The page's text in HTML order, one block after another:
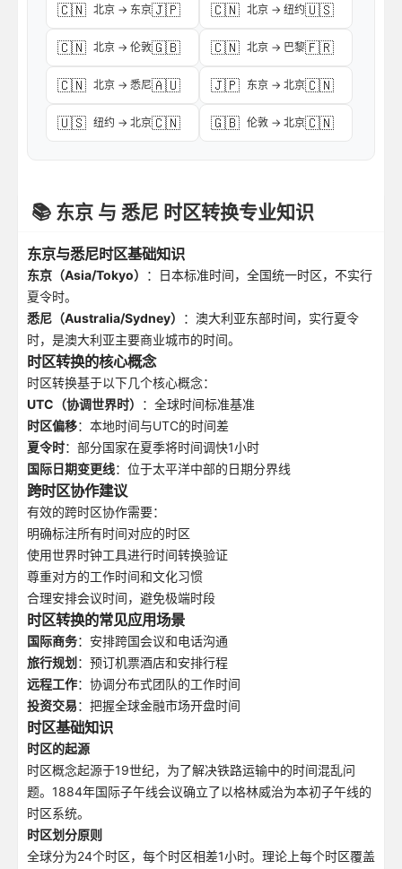
🇨🇳 北京 → 东京🇯🇵 🇨🇳 北京 → 纽约🇺🇸
🇨🇳 北京 → 伦敦🇬🇧 🇨🇳 北京 → 巴黎🇫🇷
🇨🇳 北京 → 悉尼🇦🇺 🇯🇵 东京 → 北京🇨🇳
🇺🇸 纽约 → 北京🇨🇳 🇬🇧 伦敦 → 北京🇨🇳
📚 东京 与 悉尼 时区转换专业知识
东京与悉尼时区基础知识
东京（Asia/Tokyo）
：日本标准时间，全国统一时区，不实行
夏令时。
悉尼（Australia/Sydney）
：澳大利亚东部时间，实行夏令
时，是澳大利亚主要商业城市的时间。
时区转换的核心概念
时区转换基于以下几个核心概念：
UTC（协调世界时）
：全球时间标准基准
时区偏移：本地时间与UTC的时间差
夏令时：部分国家在夏季将时间调快1小时
国际日期变更线：位于太平洋中部的日期分界线
跨时区协作建议
有效的跨时区协作需要：
明确标注所有时间对应的时区
使用世界时钟工具进行时间转换验证
尊重对方的工作时间和文化习惯
合理安排会议时间，避免极端时段
时区转换的常见应用场景
国际商务：安排跨国会议和电话沟通
旅行规划 ：预订机票酒店和安排行程
远程工作：协调分布式团队的工作时间
投资交易：把握全球金融市场开盘时间
时区基础知识
时区的起源
时区概念起源于19世纪，为了解决铁路运输中的时间混乱问
题。1884年国际子午线会议确立了以格林威治为本初子午线的
时区系统。
时区划分原则
全球分为24个时区，每个时区相差1小时。理论上每个时区覆盖